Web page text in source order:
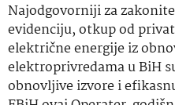
Najodgovorniji za
evidenciju, otkup od
električne energije iz
elektroprivredama u BiH
obnovljive izvore i